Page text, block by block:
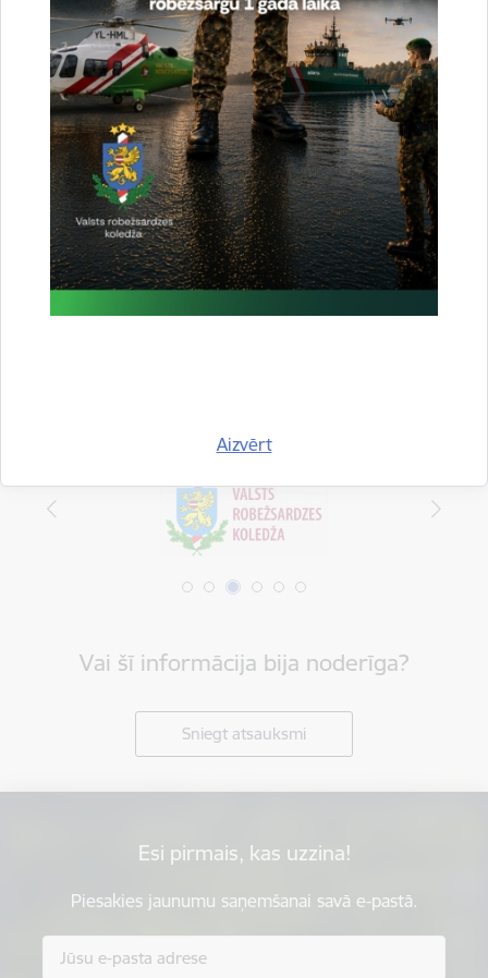
Aizvērt
e-pasts:jolanta.babisko@rs.gov.lv
Saistītas tēmas
Aktualitātes: Konstatētie pārkāpumi
Drukāt lapu
Dalīties
Vai šī informācija bija noderīga?
Sniegt atsauksmi
Esi pirmais, kas uzzina!
Piesakies jaunumu saņemšanai savā e-pastā.